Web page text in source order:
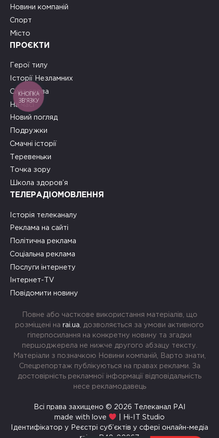
Новини компаній
Спорт
Місто
ПРОЄКТИ
Герої тилу
Історії Незламних
Сила слова
На часі
Новий погляд
Подружки
Смачні історії
Теревеньки
Точка зору
Школа здоров’я
ТЕЛЕРАДІОМОВЛЕННЯ
Історія телеканалу
Реклама на сайті
Політична реклама
Соціальна реклама
Послуги інтернету
Інтернет-TV
Повідомити новину
Повне або часткове використання матеріалів, що
розміщені на rai.ua , дозволяється за умови активного
гіперпосилання на конкретну новину та згадки
першоджерела не нижче другого абзацу тексту.
Матеріали з позначкою Новини компаній, Варто знати,
Спецрепортаж публікуються на правах реклами. За
достовірність рекламної інформації відповідальність
несе рекламодавець
Всі права захищено © 2026 Телеканал РАІ
made with love
| Hi-IT Studio
Ідентифікатор у Реєстрі суб’єктів у сфері онлайн-медіа
КНОПКА
ЗВ'ЯЗКУ